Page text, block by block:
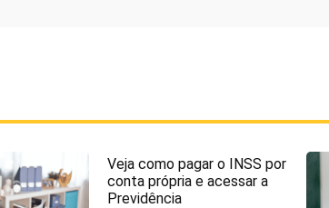
Veja como pagar o INSS por
conta própria e acessar a
Previdência